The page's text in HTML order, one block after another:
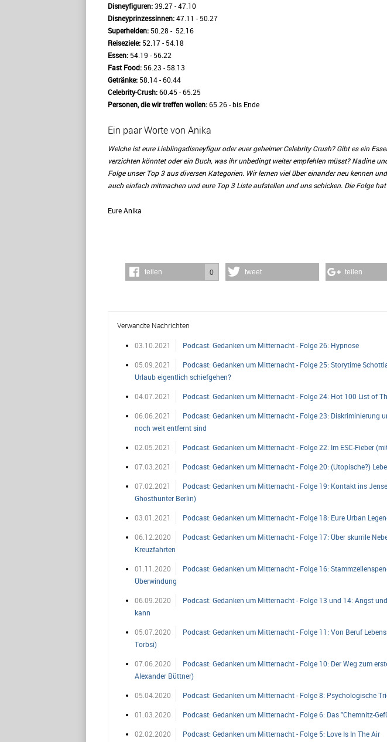
Disneyfiguren:39.27 - 47.10
Disneyprinzessinnen:47.11 - 50.27
Superhelden: 50.28 - 52.16
Reiseziele: 52.17 - 54.18
Essen: 54.19 - 56.22
Fast Food: 56.23 - 58.13
Getränke: 58.14 - 60.44
Celebrity-Crush:60.45 - 65.25
Personen, die wir treffen wollen:65.26 - bis Ende
Ein paar Worte von Anika
Welche ist eure Lieblingsdisneyfigur oder euer geheimer Celebrity Crush? Gibt es ein
verzichten könntet oder ein Buch, was ihr unbedingt weiter empfehlen müsst? Nadine
Folge unser Top 3 aus diversen Kategorien. Wir lernen viel über einander neu kennen
auch einfach mitmachen und eure Top 3 Liste aufstellen und uns schicken. Die Folge
Eure Anika
teilen 0 tweet teilen
Verwandte Nachrichten
03.10.2021 Podcast: Gedanken um Mitternacht - Folge 26: Hypnose
05.09.2021
Podcast: Gedanken um Mitternacht - Folge 25: Storytime
Urlaub eigentlich schiefgehen?
04.07.2021 Podcast: Gedanken um Mitternacht - Folge 24: Hot 100 List of
06.06.2021
Podcast: Gedanken um Mitternacht - Folge 23: Diskriminierung
noch weit entfernt sind
02.05.2021 Podcast: Gedanken um Mitternacht - Folge 22: Im ESC-Fieber
07.03.2021 Podcast: Gedanken um Mitternacht - Folge 20: (Utopische?)
07.02.2021
Podcast: Gedanken um Mitternacht - Folge 19: Kontakt ins
Ghosthunter Berlin)
03.01.2021 Podcast: Gedanken um Mitternacht - Folge 18: Eure Urban
06.12.2020
Podcast: Gedanken um Mitternacht - Folge 17: Über skurrile
Kreuzfahrten
01.11.2020
Podcast: Gedanken um Mitternacht - Folge 16:
Überwindung
06.09.2020
Podcast: Gedanken um Mitternacht - Folge 13 und 14: Angst
kann
05.07.2020
Podcast: Gedanken um Mitternacht - Folge 11: Von Beruf
Torbsi)
07.06.2020
Podcast: Gedanken um Mitternacht - Folge 10: Der Weg zum
Alexander Büttner)
05.04.2020 Podcast: Gedanken um Mitternacht - Folge 8: Psychologische
01.03.2020 Podcast: Gedanken um Mitternacht - Folge 6: Das "Chemnitz-
02.02.2020 Podcast: Gedanken um Mitternacht - Folge 5: Love Is In The Air